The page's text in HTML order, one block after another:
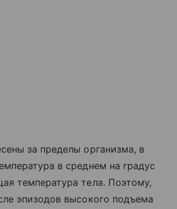
за пределы организма, в
в среднем на градус
температура тела. Поэтому,
эпизодов высокого подъема